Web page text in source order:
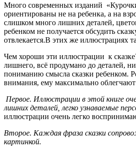
Много современных изданий
ориентированы не на ребенка, а на
слишком много лишних деталей,
ребенком не получается обсудить
отвлекается.В этих же иллюстрациях
Чем хороши эти иллюстрации к
лишнего, всё продумано до деталей,
пониманию смысла сказки ребенком.
внимания, ему максимально облегчают
Первое. Иллюстрации в этой книге
лишних деталей, легко узнаваемые
иллюстрации очень легко
Второе. Каждая фраза сказки
картинкой.